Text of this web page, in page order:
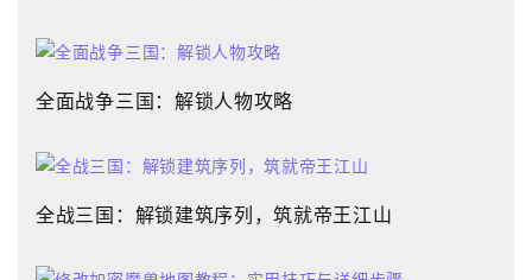
全面战争三国：解锁人物攻略
全战三国：解锁建筑序列，筑就帝王江山